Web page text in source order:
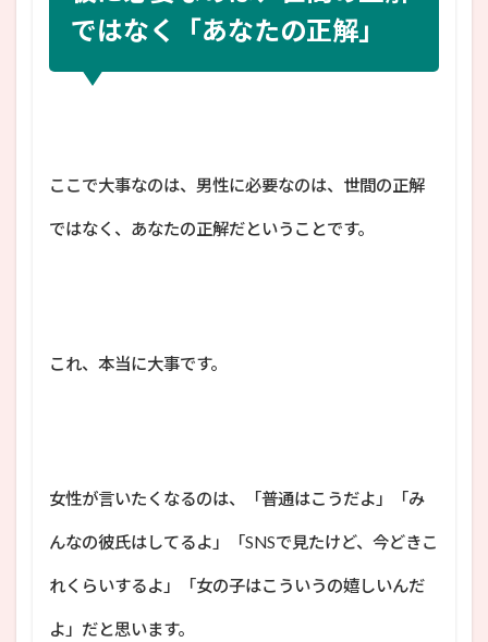
ではなく「あなたの正解」
ここで大事なのは、男性に必要なのは、世間の正解
ではなく、あなたの正解だということです。
これ、本当に大事です。
女性が言いたくなるのは、「普通はこうだよ」「み
んなの彼氏はしてるよ」「SNSで見たけど、今どきこ
れくらいするよ」「女の子はこういうの嬉しいんだ
よ」だと思います。